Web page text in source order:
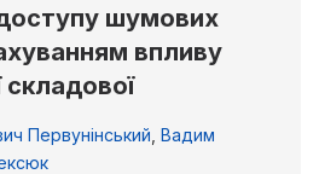
шумових
впливу
складової
Первунінський Вадим